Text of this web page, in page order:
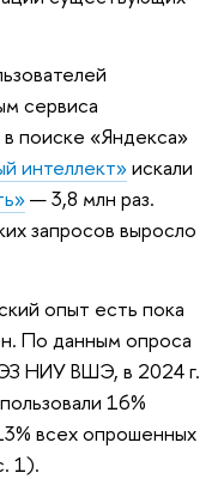
сервиса
поиске «Яндекса»
интеллект»искали
— 3,8 млн раз.
запросов выросло
опыт есть пока
По данным опроса
НИУ ВШЭ, в 2024 г.
16%
всех опрошенных
1).